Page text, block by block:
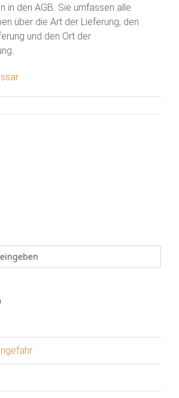
in den AGB. Sie umfassen alle
über die Art der Lieferung, den
und den Ort der